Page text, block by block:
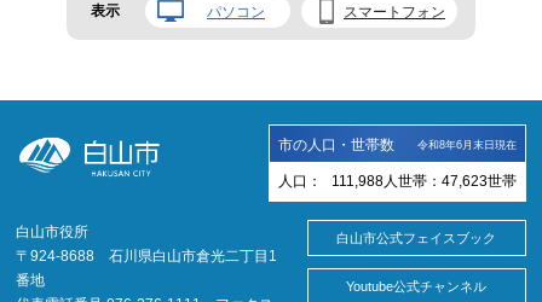
表示 パソコン スマートフォン
市の人口・世帯数 令和8年6月末日現在
人口： 111,988 人 世帯： 47,623世帯
白山市役所
〒924-8688 石川県白山市倉光二丁目1
番地
白山市公式フェイスブック
Youtube公式チャンネル